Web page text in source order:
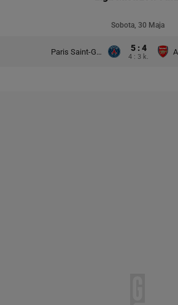
Sobota, 30 Maja
Paris Saint-Germain 5 : 4
4 : 3 k.